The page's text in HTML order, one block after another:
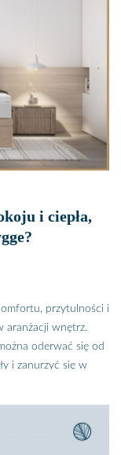
kolory w tym
roku w trendach
i
roku
sprzyjającą
barw modna sypialnia
przystań, w
Zdaniem
i ciepła,
przytulności i
aranżacji wnętrz.
oderwać się od
i zanurzyć się w
to pomieszczenie,
i ergonomią. Jest